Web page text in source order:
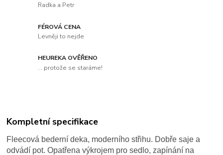
Radka a Petr
FÉROVÁ CENA
Levněji to nejde
HEUREKA OVĚŘENO
... protože se staráme!
Kompletní specifikace
Fleecová bederní deka, moderního střihu. Dobře saje a
odvádí pot. Opatřena výkrojem pro sedlo, zapínání na